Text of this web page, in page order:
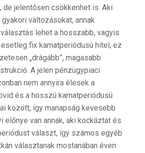
jelentősen csökkenhet is. Aki
változásokat, annak
lehet a hosszabb, vagyis
fix kamatperiódusú hitel, ez
„drágább”, magasabb
A jelen pénzügypiaci
nem annyira élesek a
és a hosszú kamatperiódusú
között, így manapság kevesebb
előnye van annak, aki kockáztat és
választ, így számos egyéb
választanak mostanában éven